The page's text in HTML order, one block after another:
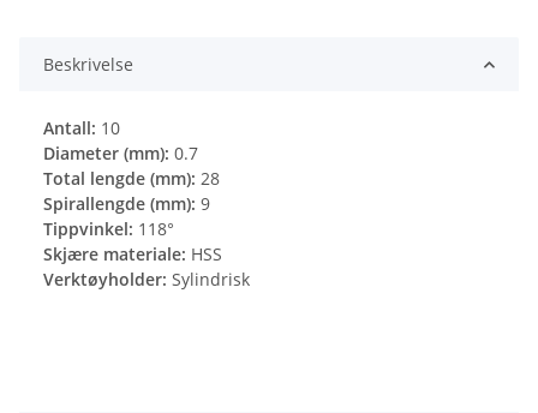
Beskrivelse
Antall: 10
Diameter (mm): 0.7
Total lengde (mm): 28
Spirallengde (mm): 9
Tippvinkel: 118°
Skjære materiale: HSS
Verktøyholder: Sylindrisk